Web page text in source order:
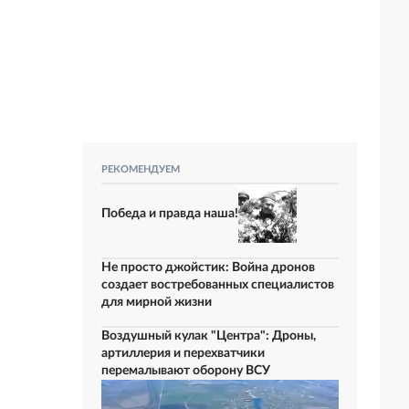
РЕКОМЕНДУЕМ
Победа и правда наша!
Не просто джойстик: Война дронов
создает востребованных специалистов
для мирной жизни
Воздушный кулак "Центра": Дроны,
артиллерия и перехватчики
перемалывают оборону ВСУ